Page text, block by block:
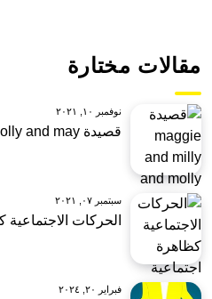
مقالات مختارة
نوفمبر ١٠, ٢٠٢١
قصيدة maggie and milly and molly and may
سبتمبر ٠٧, ٢٠٢١
الحركات
فبراير ٢٠, ٢٠٢٤